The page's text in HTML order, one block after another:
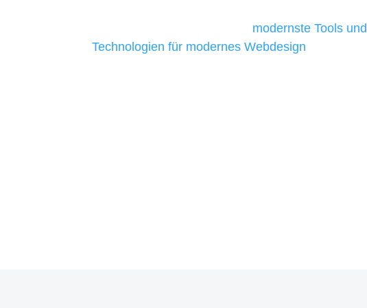
modernste Tools und
Technologien für modernes Webdesign